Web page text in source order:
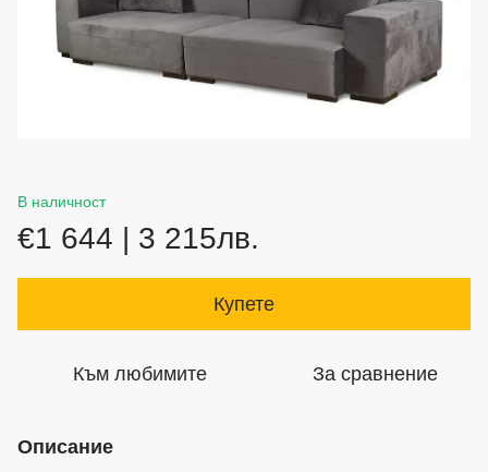
В наличност
€1 644 | 3 215лв.
Купете
Към любимите За сравнение
Описание